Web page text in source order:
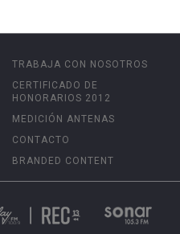
TRABAJA CON NOSOTROS
CERTIFICADO DE
HONORARIOS 2012
MEDICIÓN ANTENAS
CONTACTO
BRANDED CONTENT